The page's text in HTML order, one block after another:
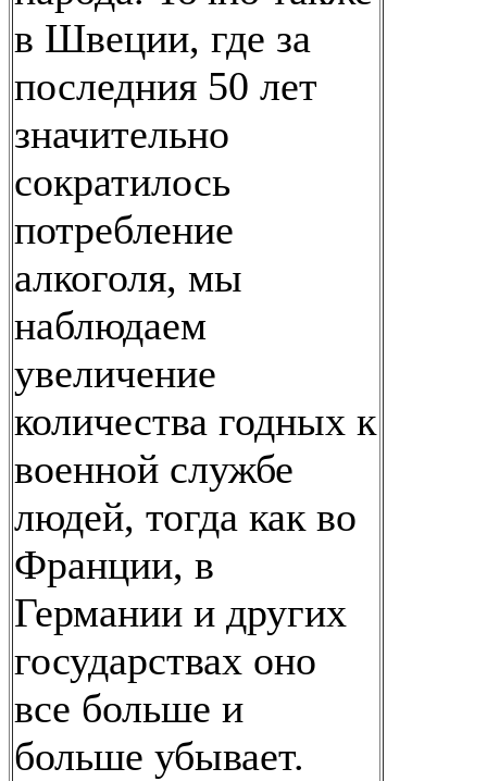
в Швеции, где за
последния 50 лет
значительно
сократилось
потребление
алкоголя, мы
наблюдаем
увеличение
количества годных к
военной службе
людей, тогда как во
Франции, в
Германии и других
государствах оно
все больше и
больше убывает.